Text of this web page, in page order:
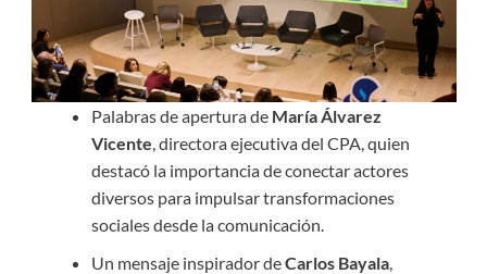
Palabras de apertura de María Álvarez
Vicente , directora ejecutiva del CPA, quien
destacó la importancia de conectar actores
diversos para impulsar transformaciones
sociales desde la comunicación.
Un mensaje inspirador deCarlos Bayala,